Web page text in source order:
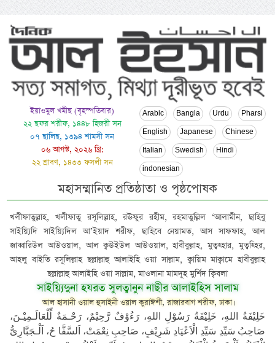
ইয়াওমুল খমীছ (বৃহস্পতিবার)
২২ ছফর শরীফ, ১৪৪৮ হিজরী সন
০৭ ছালিছ, ১৩৯৪ শামসী সন
০৬ আগস্ট, ২০২৬ খ্রি:
২২ শ্রাবণ, ১৪৩৩ ফসলী সন
Arabic Bangla Urdu Pharsi
English Japanese Chinese
Italian Swedish Hindi
indonesian
মহাসম্মানিত প্রতিষ্ঠাতা ও পৃষ্ঠপোষক
খলীফাতুল্লাহ, খলীফাতু রসূলিল্লাহ, রঊফুর রহীম, রহমাতুল্লিল ‘আলামীন, ছাহিবু
সাইয়্যিদি সাইয়্যিদিল আ’ইয়াদ শরীফ, ছাহিবে নেয়ামত, আস সাফফাহ, আল
জাব্বারিউল আউওয়াল, আল ক্বউইউল আউওয়াল, হাবীবুল্লাহ, মুত্বহ্হার, মুত্বহ্হির,
আহলু বাইতি রসূলিল্লাহ ছল্লাল্লাহু আলাইহি ওয়া সাল্লাম, ক্বায়িম মাক্বামে হাবীবুল্লাহ
ছল্লাল্লাহু আলাইহি ওয়া সাল্লাম, মাওলানা মামদূহ মুর্শিদ ক্বিবলা
সাইয়্যিদুনা হযরত সুলত্বানুন নাছীর আলাইহিস সালাম
আল হাসানী ওয়াল হুসাইনী ওয়াল কুরাঈশী, রাজারবাগ শরীফ, ঢাকা।
خَلِيْفَةُ اللهِ، خَلِيْفَةُ رَسُوْلِ اللهِ، رَءُوْفٌ رَّحِيْمٌ، رَحْـمَةٌ لِّلْعَالَـمِيْـنَ،
صَاحِبُ سَيِّدِ سَيِّدِ الْاَعْيَادِ شَرِيْفٍ، صَاحِبِ نِعْمَتْ، اَلسَّفَّا حُ، اَلْـجَبَّارِىُّ